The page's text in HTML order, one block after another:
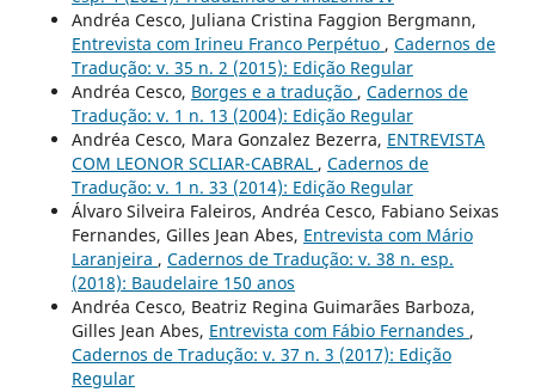
Andréa Cesco, Juliana Cristina Faggion Bergmann,
Entrevista com Irineu Franco Perpétuo , Cadernos de
Tradução: v. 35 n. 2 (2015): Edição Regular
Andréa Cesco, Borges e a tradução , Cadernos de
Tradução: v. 1 n. 13 (2004): Edição Regular
Andréa Cesco, Mara Gonzalez Bezerra, ENTREVISTA
COM LEONOR SCLIAR-CABRAL , Cadernos de
Tradução: v. 1 n. 33 (2014): Edição Regular
Álvaro Silveira Faleiros, Andréa Cesco, Fabiano Seixas
Fernandes, Gilles Jean Abes, Entrevista com Mário
Laranjeira , Cadernos de Tradução: v. 38 n. esp.
(2018): Baudelaire 150 anos
Andréa Cesco, Beatriz Regina Guimarães Barboza,
Gilles Jean Abes, Entrevista com Fábio Fernandes ,
Cadernos de Tradução: v. 37 n. 3 (2017): Edição
Regular